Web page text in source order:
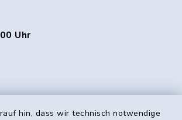
hin, dass wir technisch notwendige
Uhr